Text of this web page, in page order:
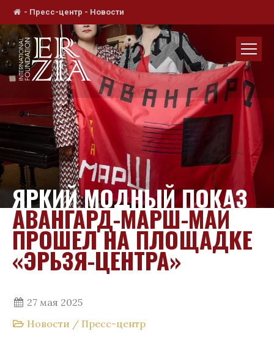
- Пресс-центр - Новости
ЯРКИЙ МОДНЫЙ ПОКАЗ
АВАНГАРД-МАРШ-МАЙ
ПРОШЕЛ НА ПЛОЩАДКЕ
«ЭРЬЗЯ-ЦЕНТРА»
27 мая 2025
Новости / Пресс-центр